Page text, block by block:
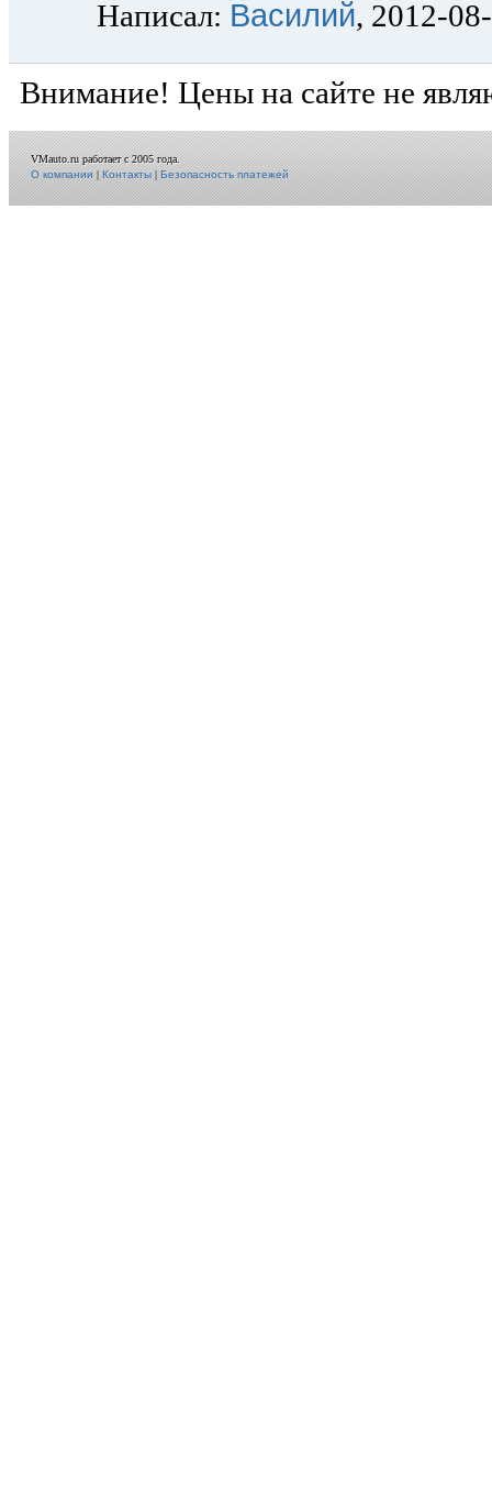
Написал: Василий, 2012-
Внимание! Цены на сайте не
VMauto.ru работает с 2005 года.
О компании|Контакты|Безопасность платежей